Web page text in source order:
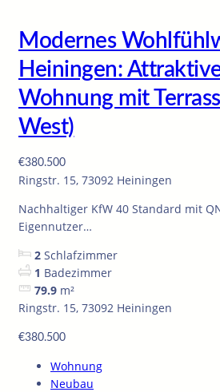
Modernes
Heiningen:
Wohnung mit
West)
€380.500
Ringstr. 15, 73092 Heiningen
Nachhaltiger KfW 40 Standard mit
Eigennutzer…
2 Schlafzimmer
1 Badezimmer
79.9 m²
Ringstr. 15, 73092 Heiningen
€380.500
Wohnung
Neubau